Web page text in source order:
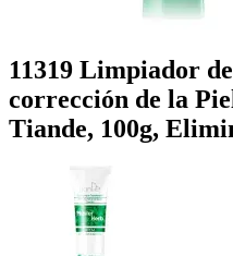
11319 Limpiador
corrección de la
Tiande, 100g,